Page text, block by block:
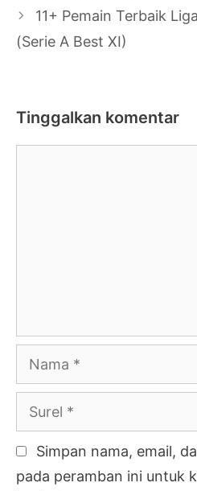
11+ Pemain Terbaik
(Serie A Best XI)
Tinggalkan komentar
Nama
Surel
Simpan nama, email,
pada peramban ini untuk